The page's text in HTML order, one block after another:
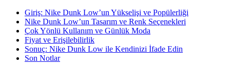
Giriş: Nike Dunk Low’un Yükselişi ve Popülerliği
Nike Dunk Low’un Tasarım ve Renk Seçenekleri
Çok Yönlü Kullanım ve Günlük Moda
Fiyat ve Erişilebilirlik
Sonuç: Nike Dunk Low ile Kendinizi İfade Edin
Son Notlar